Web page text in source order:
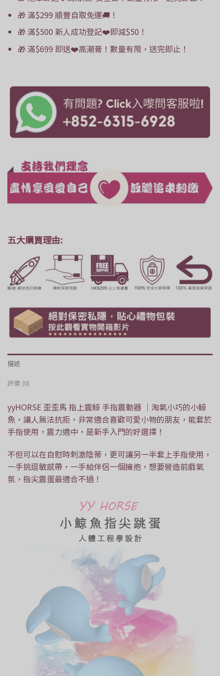
🎁 滿$299 順豐自取免運🚚！
🎁 滿$500 新人成功登記❤️即減$50！
🎁 滿$699 即送❤️高潮膏！數量有限，送完即止！
五大購買理由:
描述
評價 (0)
yyHORSE 歪歪馬 指上震鯨 手指震動器 ｜淘氣小巧的小鯨
魚，讓人無法抗拒，非常適合喜歡可愛小物的朋友，能套於
手指使用，震力適中，是新手入門的好選擇！
不但可以在自慰時刺激陰蒂，更可讓另一半套上手指使用，
一手挑逗敏感帶，一手給伴侶一個擁抱，想要營造前戲氣
氛，指尖震蛋最適合不過！